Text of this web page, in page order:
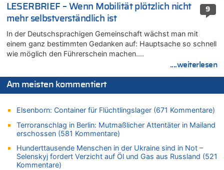
08.08.2026 - 20:34 von Dax zu
Wasserstand des Rheins in NRW so niedrig wie noch nie
Leipzig, Mechernich und die Frage: Wer steckt hinter den
Drohnen mit Strengstoff? War es Russland?
Drohnen mit Strengstoff? War es Russland?
08.08.2026 - 20:19 von Peter G zu
Zwölf Jahre nach Aachener Bankraub: 70-Jähriger gefasst
Leipzig, Mechernich und die Frage: Wer steckt hinter den
Drohnen mit Strengstoff? War es Russland?
08.08.2026 - 20:16 von Dax zu
Wasserstand des Rheins in NRW so niedrig wie noch nie
9
LESERBRIEF – Wenn Mobilität plötzlich nicht
mehr selbstverständlich ist
In der Deutschsprachigen Gemeinschaft wächst man mit
einem ganz bestimmten Gedanken auf: Hauptsache so schnell
wie möglich den Führerschein machen….
....weiterlesen
Am meisten kommentiert
Elsenborn: Container für Flüchtlingslager (671 Kommentare)
Terroranschlag in Berlin: Mutmaßlicher Attentäter in Mailand
erschossen (581 Kommentare)
Hunderttausende Menschen in der Ukraine sind in Not –
Selenskyj fordert Verzicht auf Öl und Gas aus Russland (521
Kommentare)